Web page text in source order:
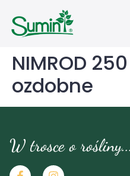
NIMROD
ozdobne
W trosce o rośliny...